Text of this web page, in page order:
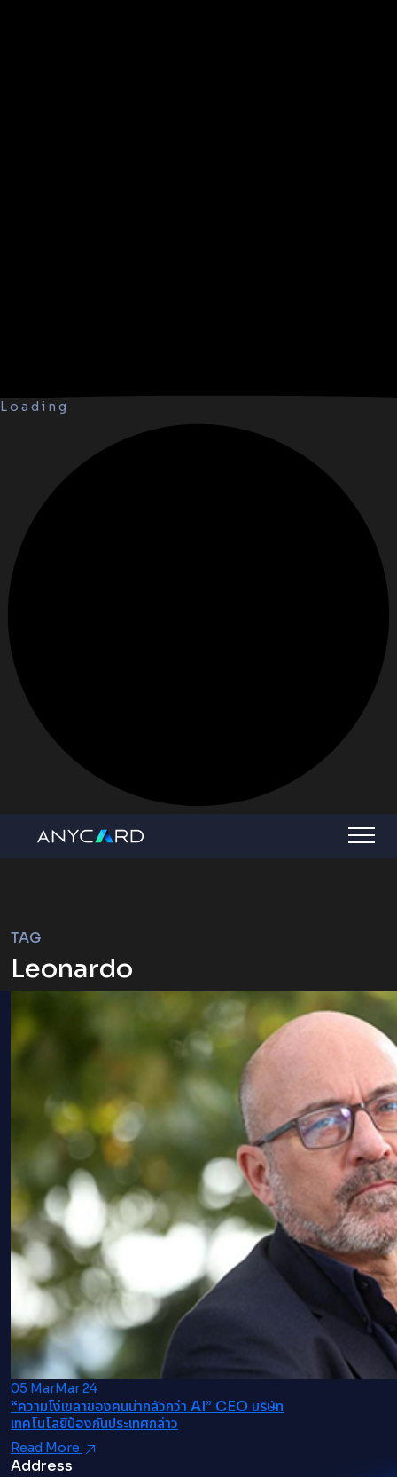
Lo a d i n g
TAG
Leonardo
05 MarMar 24
“ความโง่เขลาของคนน่ากลัวกว่า AI” CEO บริษัท
เทคโนโลยีป้องกันประเทศกล่าว
Read More
Address